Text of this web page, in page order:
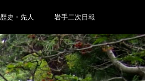
歴史・先人 岩手二次日報